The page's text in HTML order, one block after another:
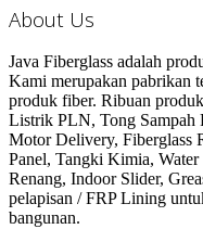
About Us
Java Fiberglass adalah
Kami merupakan pabrikan
produk fiber. Ribuan
Listrik PLN, Tong Sampah
Motor Delivery, Fiberglass
Panel, Tangki Kimia,
Renang, Indoor Slider,
pelapisan / FRP Lining
bangunan.